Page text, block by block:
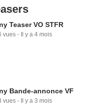
Teaser VO STFR
vues - Il y a 4 mois
Bande-annonce VF
vues - Il y a 3 mois